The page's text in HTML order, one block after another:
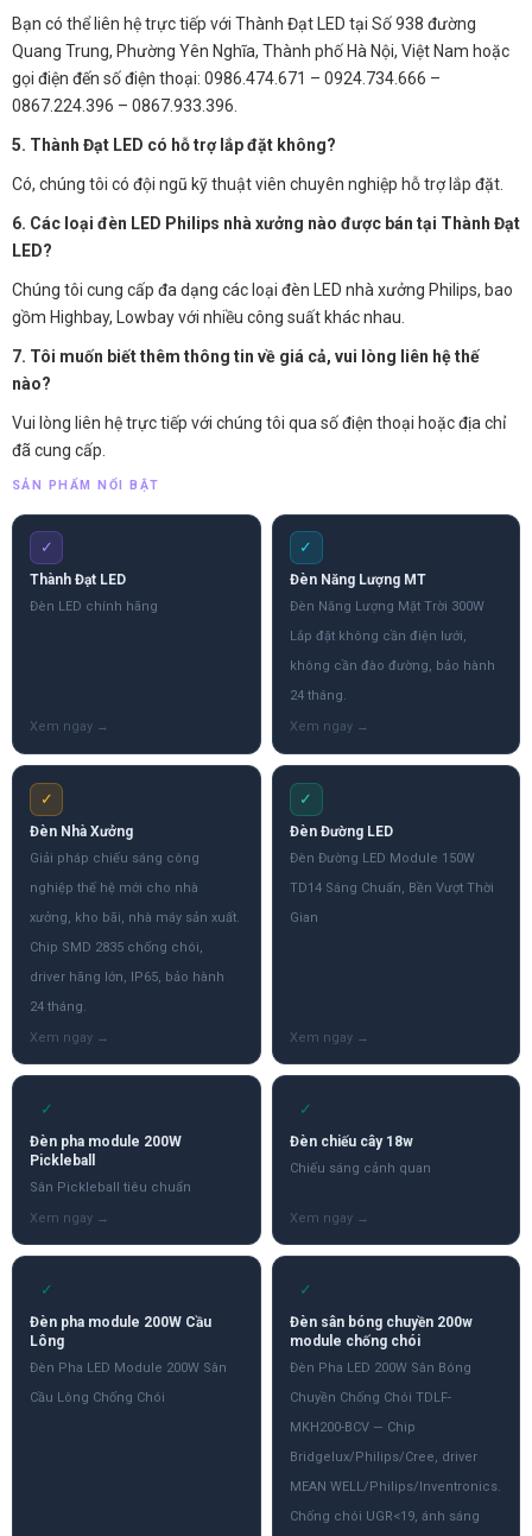
Bạn có thể liên hệ trực tiếp với Thành Đạt LED tại Số 938 đường
Quang Trung, Phường Yên Nghĩa, Thành phố Hà Nội, Việt Nam hoặc
gọi điện đến số điện thoại: 0986.474.671 – 0924.734.666 –
0867.224.396 – 0867.933.396.
5. Thành Đạt LED có hỗ trợ lắp đặt không?
Có, chúng tôi có đội ngũ kỹ thuật viên chuyên nghiệp hỗ trợ lắp đặt.
6. Các loại đèn LED Philips nhà xưởng nào được bán tại Thành Đạt
LED?
Chúng tôi cung cấp đa dạng các loại đèn LED nhà xưởng Philips, bao
gồm Highbay, Lowbay với nhiều công suất khác nhau.
7. Tôi muốn biết thêm thông tin về giá cả, vui lòng liên hệ thế
nào?
Vui lòng liên hệ trực tiếp với chúng tôi qua số điện thoại hoặc địa chỉ
đã cung cấp.
SẢN PHẨM NỔI BẬT
✓
Thành Đạt LED
Đèn LED chính hãng
✓
Đèn Năng Lượng MT
Đèn Năng Lượng Mặt Trời 300W
Lắp đặt không cần điện lưới,
không cần đào đường, bảo hành
24 tháng.
✓
Đèn Nhà Xưởng
Giải pháp chiếu sáng công
nghiệp thế hệ mới cho nhà
xưởng, kho bãi, nhà máy sản xuất.
Chip SMD 2835 chống chói,
driver hãng lớn, IP65, bảo hành
24 tháng.
✓
Đèn Đường LED
Đèn Đường LED Module 150W
TD14 Sáng Chuẩn, Bền Vượt Thời
Gian
✓
Đèn pha module 200W
Pickleball
Sân Pickleball tiêu chuẩn
✓
Đèn chiếu cây 18w
Chiếu sáng cảnh quan
✓
Đèn pha module 200W Cầu
Lông
Đèn Pha LED Module 200W Sân
Cầu Lông Chống Chói
✓
Đèn sân bóng chuyền 200w
module chống chói
Đèn Pha LED 200W Sân Bóng
Chuyền Chống Chói TDLF-
MKH200-BCV — Chip
Bridgelux/Philips/Cree, driver
MEAN WELL/Philips/Inventronics.
Chống chói UGR<19, ánh sáng